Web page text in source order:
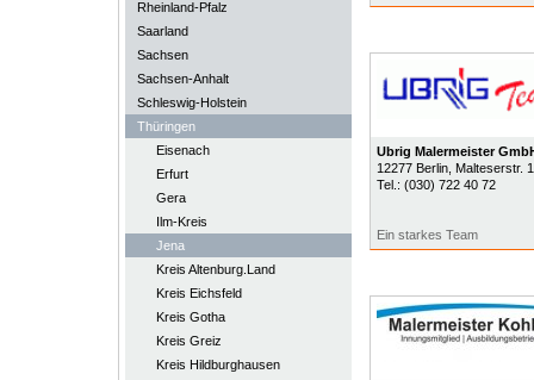
Rheinland-Pfalz
Saarland
Sachsen
Sachsen-Anhalt
Schleswig-Holstein
Thüringen
Eisenach
Erfurt
Gera
Ilm-Kreis
Jena
Kreis Altenburg.Land
Kreis Eichsfeld
Kreis Gotha
Kreis Greiz
Kreis Hildburghausen
Ubrig Malermeister
12277 Berlin, Malteserstr.
Tel.: (030) 722 40 72
Ein starkes Team